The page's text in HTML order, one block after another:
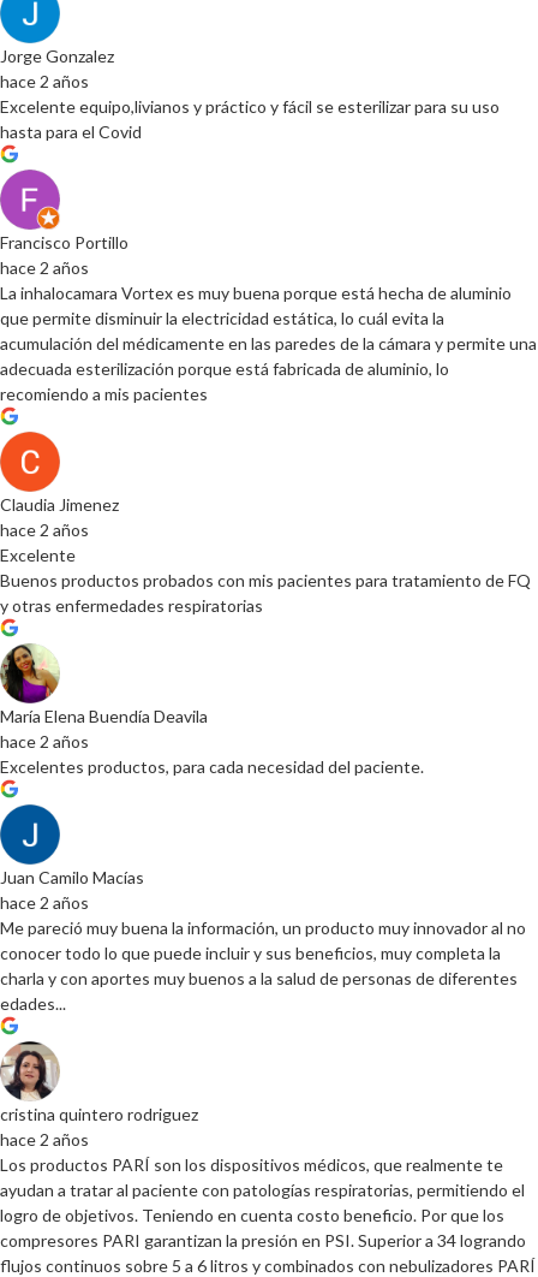
Jorge Gonzalez
hace 2 años
Excelente equipo,livianos y práctico y fácil se esterilizar para su uso
hasta para el Covid
Francisco Portillo
hace 2 años
La inhalocamara Vortex es muy buena porque está hecha de aluminio
que permite disminuir la electricidad estática, lo cuál evita la
acumulación del médicamente en las paredes de la cámara y permite una
adecuada esterilización porque está fabricada de aluminio, lo
recomiendo a mis pacientes
Claudia Jimenez
hace 2 años
Excelente
Buenos productos probados con mis pacientes para tratamiento de FQ
y otras enfermedades respiratorias
María Elena Buendía Deavila
hace 2 años
Excelentes productos, para cada necesidad del paciente.
Juan Camilo Macías
hace 2 años
Me pareció muy buena la información, un producto muy innovador al no
conocer todo lo que puede incluir y sus beneficios, muy completa la
charla y con aportes muy buenos a la salud de personas de diferentes
edades...
cristina quintero rodriguez
hace 2 años
Los productos PARÍ son los dispositivos médicos, que realmente te
ayudan a tratar al paciente con patologías respiratorias, permitiendo el
logro de objetivos. Teniendo en cuenta costo beneficio. Por que los
compresores PARI garantizan la presión en PSI. Superior a 34 logrando
flujos continuos sobre 5 a 6 litros y combinados con nebulizadores PARÍ